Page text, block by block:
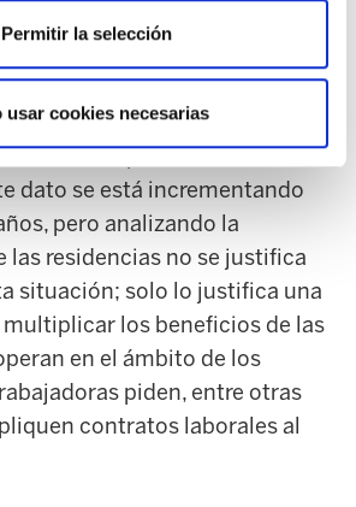
Permitir la selección
usar cookies necesarias
que el convenio contemple
con la parcialidad.
la mitad de las trabajadoras
contratos parciales no
dato se está incrementando
pero analizando la
las residencias no se justifica
situación; solo lo justifica una
los beneficios de las
en el ámbito de los
piden, entre otras
contratos laborales al